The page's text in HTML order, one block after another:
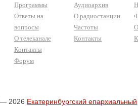
Программы
Ответы на
вопросы
О телеканале
Контакты
Форум
Аудиоархив
О радиостанции
Частоты
Контакты
2026 Екатеринбургский епархиальный